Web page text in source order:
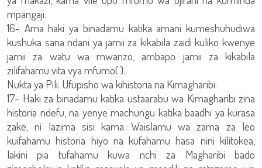
mpangaji.
16- Ama haki ya binadamu katika amani kumeshuhudiwa
kushuka sana ndani ya jamii za kikabila zaidi kuliko kwenye
jamii za watu wa mwanzo, ambapo jamii za kikabila
zilifahamu vita vya mfumo( ).
Nukta ya Pili: Ufupisho wa kihistoria na Kimagharibi:
17- Haki za binadamu katika ustaarabu wa Kimagharibi zina
historia ndefu, na yenye machungu katika baadhi ya kurasa
zake, ni lazima sisi kama Waislamu wa zama za leo
kuifahamu historia hiyo na kufahamu hasa nini kilitokea,
lakini pia tufahamu kuwa nchi za Magharibi bado